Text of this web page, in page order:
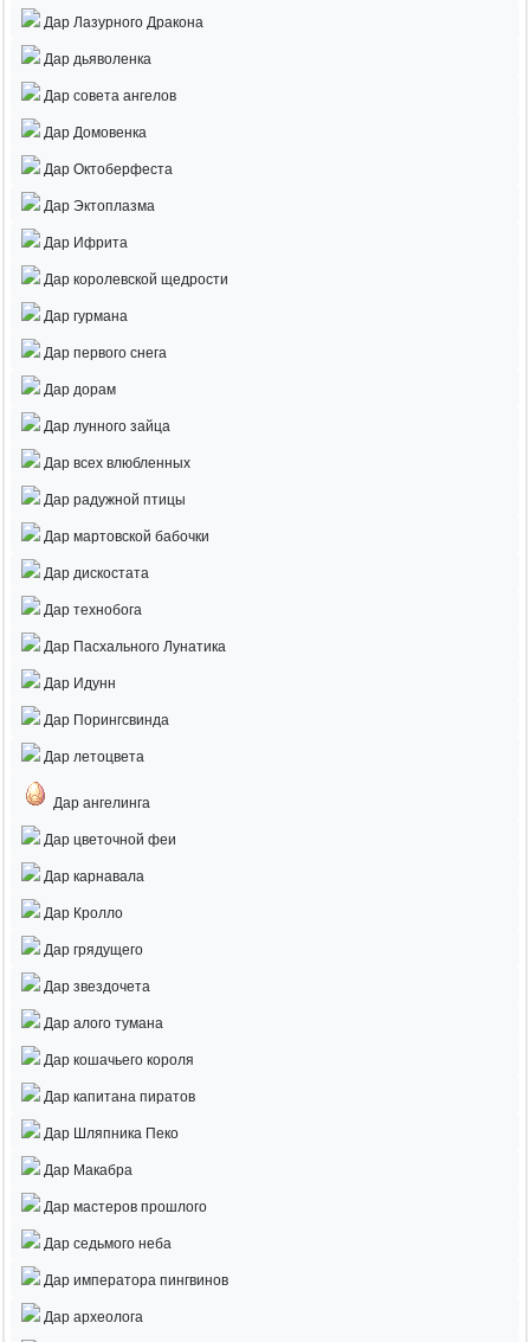
Дар Лазурного Дракона
Дар дьяволенка
Дар совета ангелов
Дар Домовенка
Дар Октоберфеста
Дар Эктоплазма
Дар Ифрита
Дар королевской щедрости
Дар гурмана
Дар первого снега
Дар дорам
Дар лунного зайца
Дар всех влюбленных
Дар радужной птицы
Дар мартовской бабочки
Дар дискостата
Дар технобога
Дар Пасхального Лунатика
Дар Идунн
Дар Порингсвинда
Дар летоцвета
Дар ангелинга
Дар цветочной феи
Дар карнавала
Дар Кролло
Дар грядущего
Дар звездочета
Дар алого тумана
Дар кошачьего короля
Дар капитана пиратов
Дар Шляпника Пеко
Дар Макабра
Дар мастеров прошлого
Дар седьмого неба
Дар императора пингвинов
Дар археолога